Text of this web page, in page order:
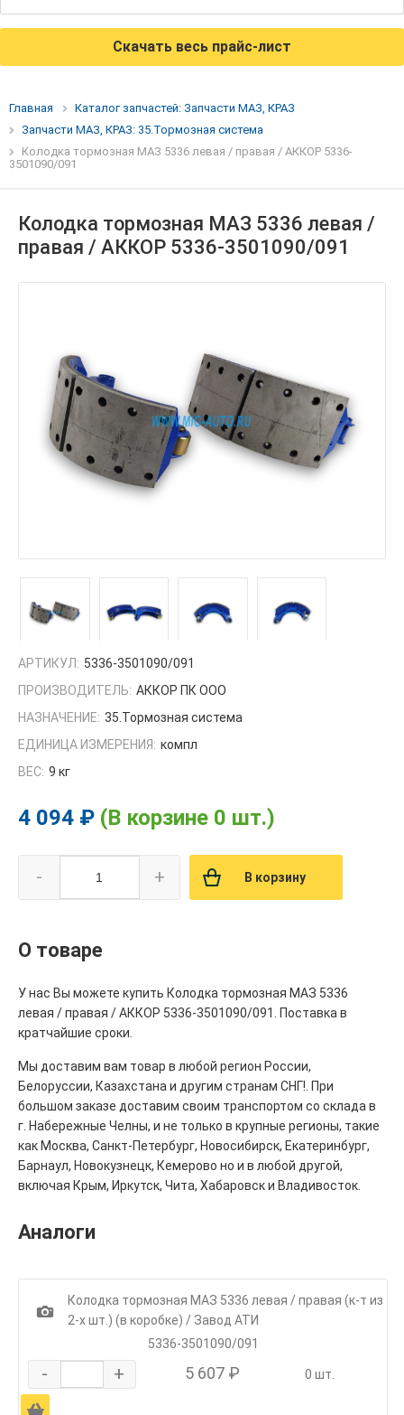
Скачать весь прайс-лист
Главная
Каталог запчастей: Запчасти МАЗ, КРАЗ
Запчасти МАЗ, КРАЗ: 35.Тормозная система
Колодка тормозная МАЗ 5336 левая / правая / АККОР 5336-
3501090/091
Колодка тормозная МАЗ 5336 левая /
правая / АККОР 5336-3501090/091
АРТИКУЛ: 5336-3501090/091
ПРОИЗВОДИТЕЛЬ: АККОР ПК ООО
НАЗНАЧЕНИЕ: 35.Тормозная система
ЕДИНИЦА ИЗМЕРЕНИЯ: компл
ВЕС: 9 кг
4 094 ₽ (В корзине 0 шт.)
- + В корзину
О товаре
У нас Вы можете купить Колодка тормозная МАЗ 5336
левая / правая / АККОР 5336-3501090/091. Поставка в
кратчайшие сроки.
Мы доставим вам товар в любой регион России,
Белоруссии, Казахстана и другим странам СНГ!. При
большом заказе доставим своим транспортом со склада в
г. Набережные Челны, и не только в крупные регионы, такие
как Москва, Санкт-Петербург, Новосибирск, Екатеринбург,
Барнаул, Новокузнецк, Кемерово но и в любой другой,
включая Крым, Иркутск, Чита, Хабаровск и Владивосток.
Аналоги
1
Колодка тормозная МАЗ 5336 левая / правая (к-т из
2-х шт.) (в коробке) / Завод АТИ
5336-3501090/091
- + 5 607 ₽ 0 шт.
Ä